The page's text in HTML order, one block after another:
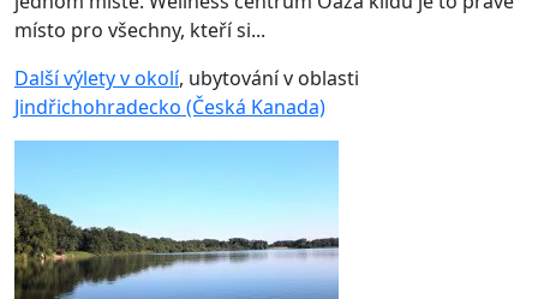
místo pro všechny, kteří si...
Další výlety v okolí, ubytování v oblasti
Jindřichohradecko (Česká Kanada)